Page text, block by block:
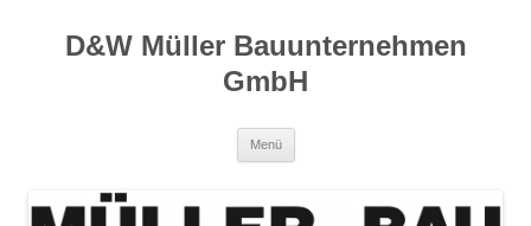
D&W Müller Bauunternehmen
GmbH
Menü